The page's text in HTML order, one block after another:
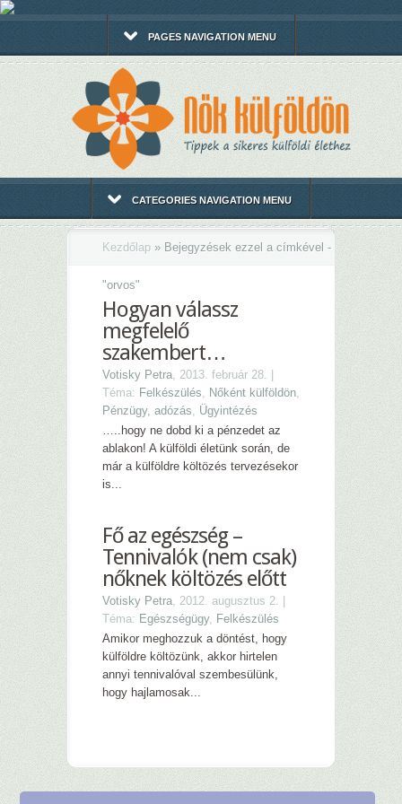
PAGES NAVIGATION MENU
CATEGORIES NAVIGATION MENU
Kezdőlap » Bejegyzések ezzel a címkével -
"orvos"
Hogyan válassz
megfelelő
szakembert…
Votisky Petra, 2013. február 28. |
Téma: Felkészülés, Nőként külföldön,
Pénzügy, adózás, Ügyintézés
…..hogy ne dobd ki a pénzedet az
ablakon! A külföldi életünk során, de
már a külföldre költözés tervezésekor
is...
Fő az egészség –
Tennivalók (nem csak)
nőknek költözés előtt
Votisky Petra, 2012. augusztus 2. |
Téma: Egészségügy, Felkészülés
Amikor meghozzuk a döntést, hogy
külföldre költözünk, akkor hirtelen
annyi tennivalóval szembesülünk,
hogy hajlamosak...